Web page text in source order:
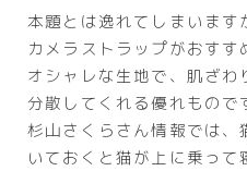
本題とは逸れてしまいま
カメラストラップがおす
オシャレな生地で、肌ざわ
分散してくれる優れもの
杉山さくらさん情報では
いておくと猫が上に乗っ